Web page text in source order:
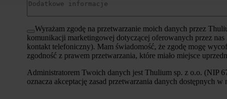
Wyrażam zgodę na przetwarzanie moich danych przez
komunikacji marketingowej dotyczącej oferowanych przez
kontakt telefoniczny). Mam świadomość, że zgodę mogę
zgodność z prawem przetwarzania, które miało miejsce
Administratorem Twoich danych jest Thulium sp. z o.o. (NIP
oznacza akceptację zasad przetwarzania danych dostępnych w